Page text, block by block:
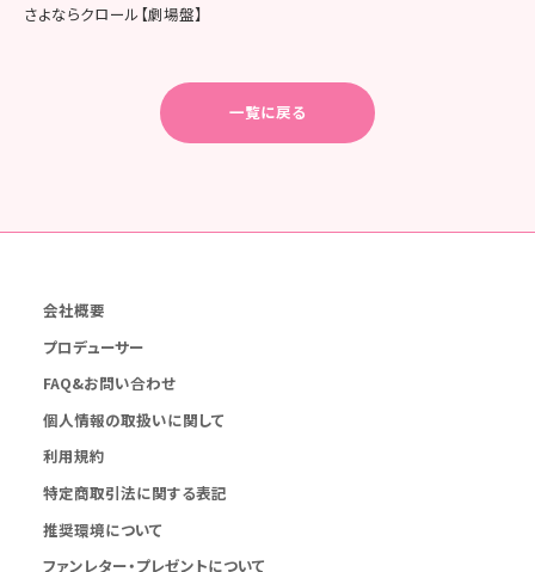
さよならクロール【劇場盤】
一覧に戻る
会社概要
プロデューサー
FAQ&お問い合わせ
個人情報の取扱いに関して
利用規約
特定商取引法に関する表記
推奨環境について
ファンレター・プレゼントについて